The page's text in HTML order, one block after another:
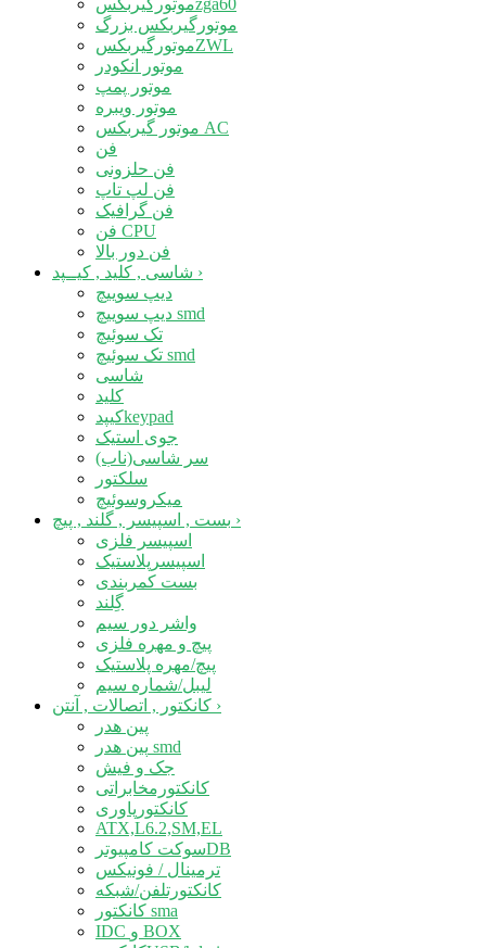
موتورگیربکسzga60
موتورگیربکس بزرگ
موتورگیربکسZWL
موتور انکودر
موتور پمپ
موتور ویبره
موتور گیربکس AC
فن
فن حلزونی
فن لپ تاپ
فن گرافیک
فن CPU
فن دور بالا
›
دیپ سوییچ
دیپ سوییچ smd
تک سوئیچ
تک سوئیچ smd
شاسی
کلید
کیپدkeypad
جوی استیک
سر شاسی(ناب)
سلکتور
میکروسوئیچ
›
اسپیسر فلزی
اسپیسرپلاستیک
بست کمربندی
گِلند
واشر دور سیم
پیچ و مهره فلزی
پیچ/مهره پلاستیک
لیبل/شماره سیم
›
پین هدر
پین هدر smd
جک و فیش
کانکتورمخابراتی
کانکتورپاوری
ATX,L6.2,SM,EL
سوکت کامپیوترDB
ترمینال / فونیکس
کانکتورتلفن/شبکه
کانکتور sma
IDC و BOX